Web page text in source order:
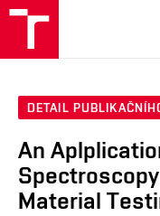
DETAIL
An
Material